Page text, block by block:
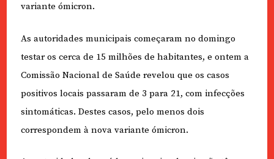
variante ómicron.
As autoridades municipais começaram no domingo
testar os cerca de 15 milhões de habitantes, e ontem a
Comissão Nacional de Saúde revelou que os casos
positivos locais passaram de 3 para 21, com infecções
sintomáticas. Destes casos, pelo menos dois
correspondem à nova variante ómicron.